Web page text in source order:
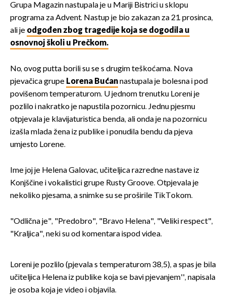
Grupa Magazin nastupala je u Mariji Bistrici u sklopu
programa za Advent. Nastup je bio zakazan za 21. prosinca,
ali je odgođen zbog tragedije koja se dogodila u
osnovnoj školi u Prečkom.
No, ovog putta borili su se s drugim teškoćama. Nova
pjevačica grupe Lorena Bućannastupala je bolesna i pod
povišenom temperaturom. U jednom trenutku Loreni je
pozlilo i nakratko je napustila pozornicu. Jednu pjesmu
otpjevala je klavijaturistica benda, ali onda je na pozornicu
izašla mlada žena iz publike i ponudila bendu da pjeva
umjesto Lorene.
Ime joj je Helena Galovac, učiteljica razredne nastave iz
Konjščine i vokalistici grupe Rusty Groove. Otpjevala je
nekoliko pjesama, a snimke su se proširile TikTokom.
"Odlična je", "Predobro", "Bravo Helena", "Veliki respect",
"Kraljica", neki su od komentara ispod videa.
Loreni je pozlilo (pjevala s temperaturom 38,5), a spas je bila
učiteljica Helena iz publike koja se bavi pjevanjem'', napisala
je osoba koja je video i objavila.